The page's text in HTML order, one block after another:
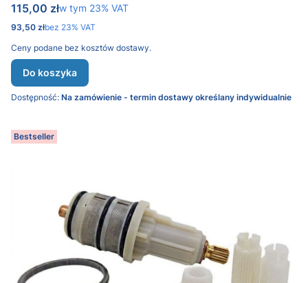
Cena brutto
115,00 złw tym %s VAT
w tym 23% VAT
Cena netto
93,50 złbez 23% VAT
Ceny podane bez kosztów dostawy.
Do koszyka
Dostępność: Na zamówienie - termin dostawy określany indywidualnie
Bestseller